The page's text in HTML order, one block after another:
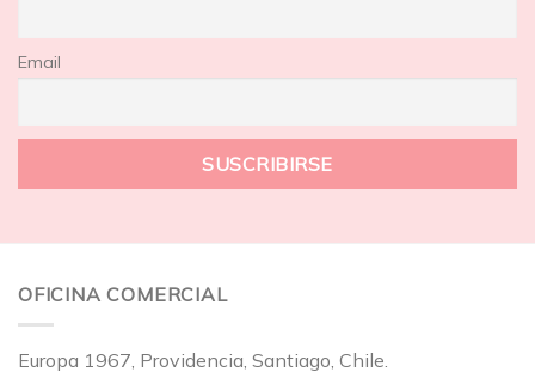
Email
OFICINA COMERCIAL
Europa 1967, Providencia, Santiago, Chile.